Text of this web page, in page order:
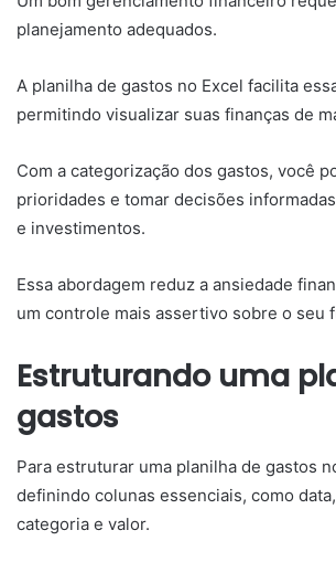
planejamento adequados.
A planilha de gastos no Excel facilita
permitindo visualizar suas finanças de
Com a categorização dos gastos, você
prioridades e tomar decisões
e investimentos.
Essa abordagem reduz a ansiedade
um controle mais assertivo sobre o seu
Estruturando uma
gastos
Para estruturar uma planilha de gastos
definindo colunas essenciais, como
categoria e valor.